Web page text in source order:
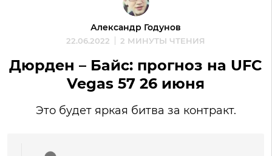
Александр Годунов
22.06.2022 2 МИНУТЫ ЧТЕНИЯ
Дюрден – Байс: прогноз на UFC
Vegas 57 26 июня
Это будет яркая битва за контракт.